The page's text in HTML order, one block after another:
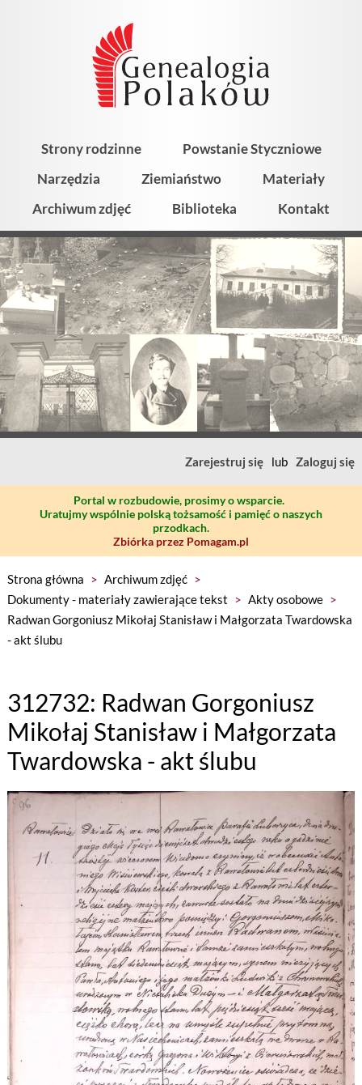
Strony rodzinne
Powstanie Styczniowe
Narzędzia
Ziemiaństwo
Materiały
Archiwum zdjęć
Biblioteka Kontakt
Zarejestruj się lub Zaloguj się
Portal w rozbudowie, prosimy o wsparcie.
Uratujmy wspólnie polską tożsamość i pamięć o naszych
przodkach.
Zbiórka przez Pomagam.pl
Strona główna > Archiwum zdjęć >
Dokumenty - materiały zawierające tekst > Akty osobowe >
Radwan Gorgoniusz Mikołaj Stanisław i Małgorzata Twardowska
- akt ślubu
312732: Radwan Gorgoniusz
Mikołaj Stanisław i Małgorzata
Twardowska - akt ślubu